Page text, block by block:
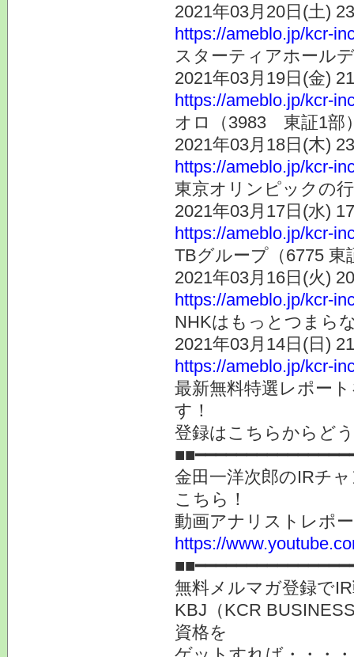
2021年03月20日(土)
https://ameblo.jp/kcr-
スターティアホール
2021年03月19日(金)
https://ameblo.jp/kcr-
オロ（3983 東証1部
2021年03月18日(木)
https://ameblo.jp/kcr-
東京オリンピックの
2021年03月17日(水)
https://ameblo.jp/kcr-
TBグループ（6775 東
2021年03月16日(火)
https://ameblo.jp/kcr-
NHKはもっとつまら
2021年03月14日(日)
https://ameblo.jp/kcr-
最新無料特選レポー
す！
登録はこちらからど
金田一洋次郎のIRチ
こちら！
動画アナリストレポ
https://
無料メルマガ登録で
KBJ（KCR
資格を